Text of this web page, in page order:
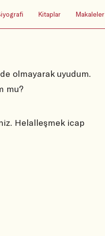
Kitaplar Makaleler
olmayarak uyudum.
mu?
Helalleşmek icap